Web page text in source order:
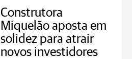
Construtora
Miquelão aposta em
solidez para atrair
novos investidores